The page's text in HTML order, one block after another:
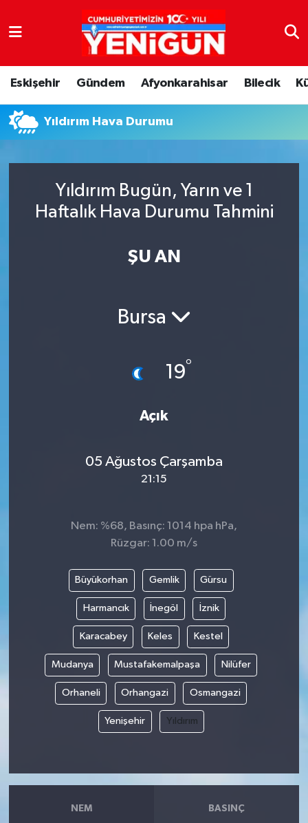
Eskişehir Gündem Afyonkarahisar Bilecik
Yıldırım Hava Durumu
Yıldırım Bugün, Yarın ve 1
Haftalık Hava Durumu Tahmini
ŞU AN
Bursa
19°
Açık
05 Ağustos Çarşamba
21:15
Nem: %68, Basınç: 1014 hpa hPa,
Rüzgar: 1.00 m/s
Büyükorhan Gemlik Gürsu
Harmancık İnegöl İznik
Karacabey Keles Kestel
Mudanya Mustafakemalpaşa Nilüfer
Orhaneli Orhangazi Osmangazi
Yenişehir Yıldırım
NEM BASINÇ
Nöbetçi Eczaneler
Hava Durumu
Trafik Durumu
Tüm Manşetler